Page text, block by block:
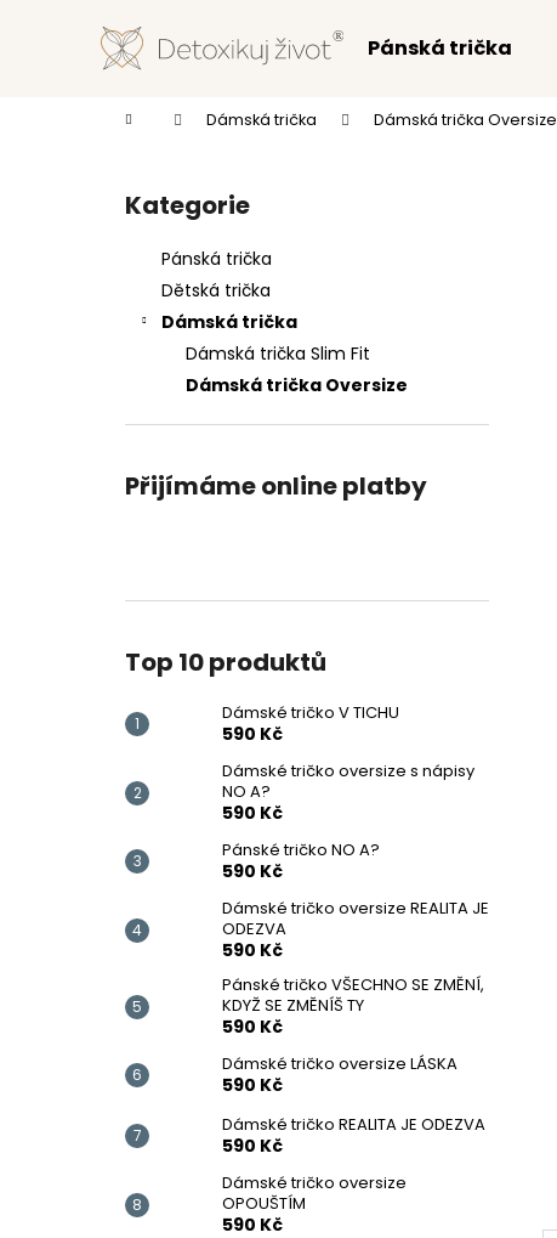
Pánská trička
Domů Dámská trička Dámská trička Oversize
Přeskočit
kategorie
Kategorie
Pánská trička
Dětská trička
Dámská trička
Dámská trička Slim Fit
Dámská trička Oversize
Přijímáme online platby
Top 10 produktů
Dámské tričko V TICHU
590 Kč
Dámské tričko oversize s nápisy
NO A?
590 Kč
Pánské tričko NO A?
590 Kč
Dámské tričko oversize REALITA JE
ODEZVA
590 Kč
Pánské tričko VŠECHNO SE ZMĚNÍ,
KDYŽ SE ZMĚNÍŠ TY
590 Kč
Dámské tričko oversize LÁSKA
590 Kč
Dámské tričko REALITA JE ODEZVA
590 Kč
Dámské tričko oversize
OPOUŠTÍM
590 Kč
Zpět
Zpět